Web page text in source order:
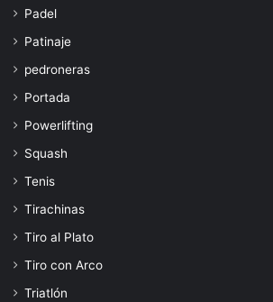
Padel
Patinaje
pedroneras
Portada
Powerlifting
Squash
Tenis
Tirachinas
Tiro al Plato
Tiro con Arco
Triatlón